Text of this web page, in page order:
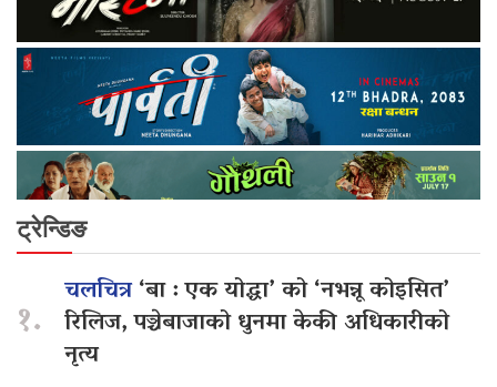
ट्रेन्डिङ
१.
चलचित्र‘बा : एक योद्धा’ को ‘नभन्नू कोइसित’
रिलिज, पञ्चेबाजाको धुनमा केकी अधिकारीको
नृत्य